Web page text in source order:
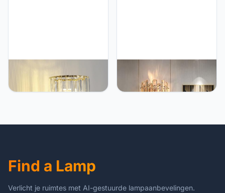
Sxtiger Moderne Kristallen
Wandlamp Schans, E27
Gouden Kristallen
Sxtiger Moderne Kristallen
Wandlamp, E14 Kristallen
Wandkandelaar Licht,
Find a Lamp
Verlicht je ruimtes met AI-gestuurde lampaanbevelingen.